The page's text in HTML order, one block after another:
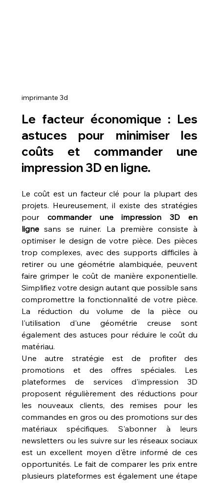
imprimante 3d
Le facteur économique : Les
astuces pour minimiser les
coûts et commander une
impression 3D en ligne.
Le coût est un facteur clé pour la plupart des
projets. Heureusement, il existe des stratégies
pour commander une impression 3D en
ligne sans se ruiner. La première consiste à
optimiser le design de votre pièce. Des pièces
trop complexes, avec des supports difficiles à
retirer ou une géométrie alambiquée, peuvent
faire grimper le coût de manière exponentielle.
Simplifiez votre design autant que possible sans
compromettre la fonctionnalité de votre pièce.
La réduction du volume de la pièce ou
l'utilisation d'une géométrie creuse sont
également des astuces pour réduire le coût du
matériau.
Une autre stratégie est de profiter des
promotions et des offres spéciales. Les
plateformes de services d'impression 3D
proposent régulièrement des réductions pour
les nouveaux clients, des remises pour les
commandes en gros ou des promotions sur des
matériaux spécifiques. S'abonner à leurs
newsletters ou les suivre sur les réseaux sociaux
est un excellent moyen d'être informé de ces
opportunités. Le fait de comparer les prix entre
plusieurs plateformes est également une étape